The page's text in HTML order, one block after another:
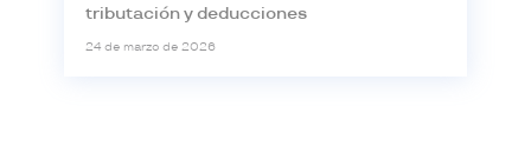
tributación y deducciones
24 de marzo de 2026